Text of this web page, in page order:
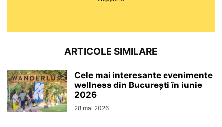
ARTICOLE SIMILARE
Cele mai interesante evenimente
wellness din București în iunie
2026
28 mai 2026